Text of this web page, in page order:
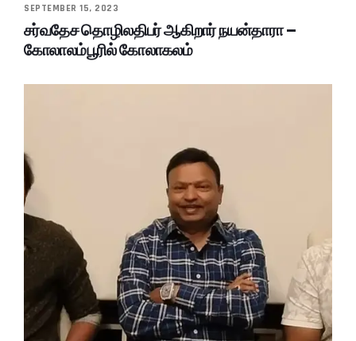
SEPTEMBER 15, 2023
சர்வதேச தொழிலதிபர் ஆகிறார் நயன்தாரா –
கோலாலம்பூரில் கோலாகலம்